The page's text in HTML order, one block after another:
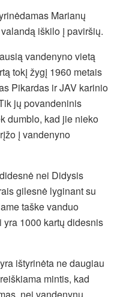
Marianų
iškilo į paviršių.
vandenyno vietą
tokį žygį 1960 metais
Pikardas ir JAV karinio
jų povandeninis
dumblo, kad jie nieko
į vandenyno
nei Didysis
gilesnė lyginant su
taške vanduo
1000 kartų didesnis
ištyrinėta ne daugiau
mintis, kad
nei vandenynų